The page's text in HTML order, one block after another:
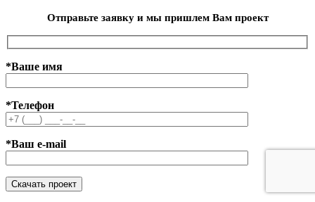
Отправьте заявку и мы пришлем Вам проект
*Ваше имя
*Телефон
*Ваш e-mail